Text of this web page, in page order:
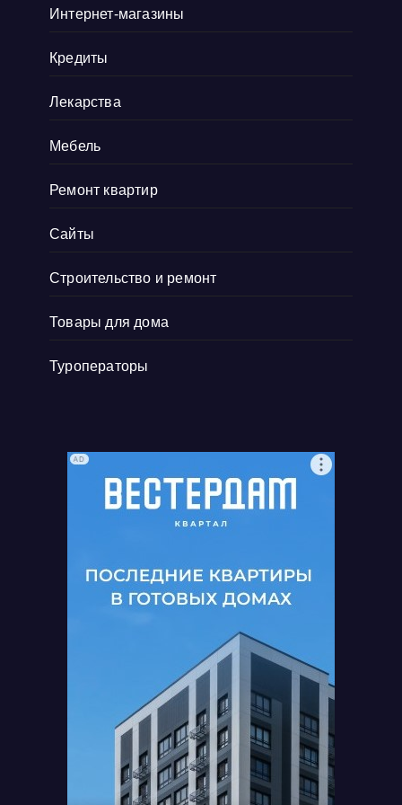
Интернет-магазины
Кредиты
Лекарства
Мебель
Ремонт квартир
Сайты
Строительство и ремонт
Товары для дома
Туроператоры